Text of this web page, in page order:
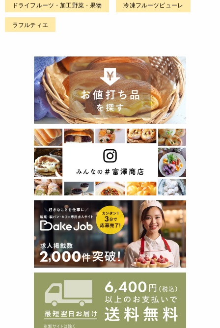
ドライフルーツ・加工野菜・果物 冷凍フルーツピューレ
ラフルティエ